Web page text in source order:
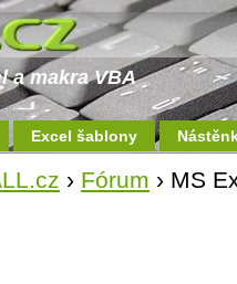
a makra VBA
Excel šablony
› Fórum › MS